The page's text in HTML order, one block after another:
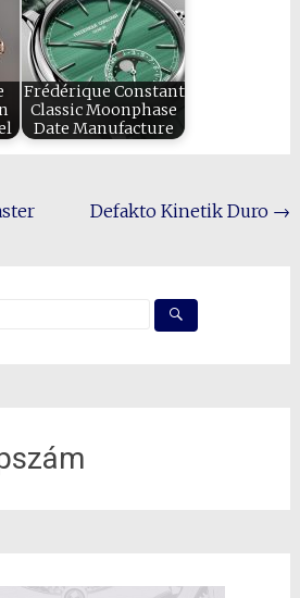
Frédérique Constant
Classic Moonphase
Date Manufacture
Defakto Kinetik Duro →